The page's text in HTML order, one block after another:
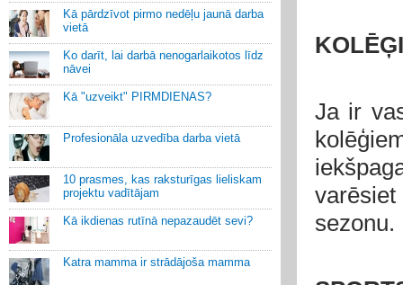
Kā pārdzīvot pirmo nedēļu jaunā darba
vietā
Ko darīt, lai darbā nenogarlaikotos līdz
nāvei
Kā "uzveikt" PIRMDIENAS?
Profesionāla uzvedība darba vietā
10 prasmes, kas raksturīgas lieliskam
projektu vadītājam
Kā ikdienas rutīnā nepazaudēt sevi?
Katra mamma ir strādājoša mamma
Ja ir
sezonu.